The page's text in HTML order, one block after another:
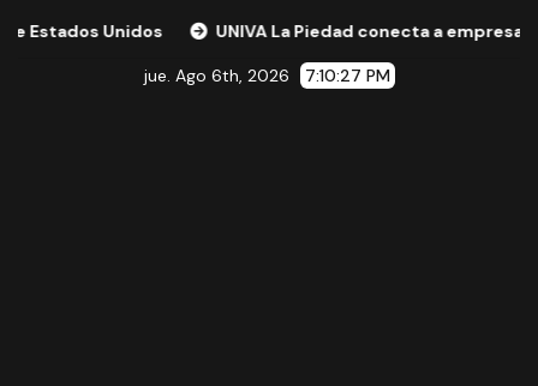
Unidos UNIVA La Piedad conecta a empresas y
jue. Ago 6th, 2026 7:10:28 PM